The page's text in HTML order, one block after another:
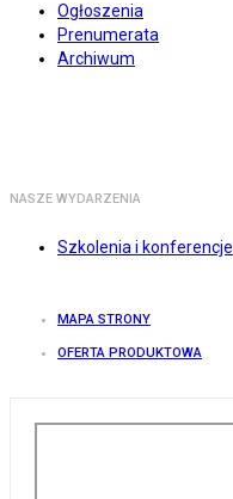
Ogłoszenia
Prenumerata
Archiwum
NASZE WYDARZENIA
Szkolenia i konferencje
MAPA STRONY
OFERTA PRODUKTOWA